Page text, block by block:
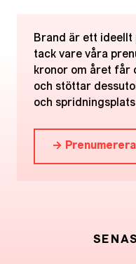
Brand är ett ideellt
tack vare våra
kronor om året får
och stöttar
och
→